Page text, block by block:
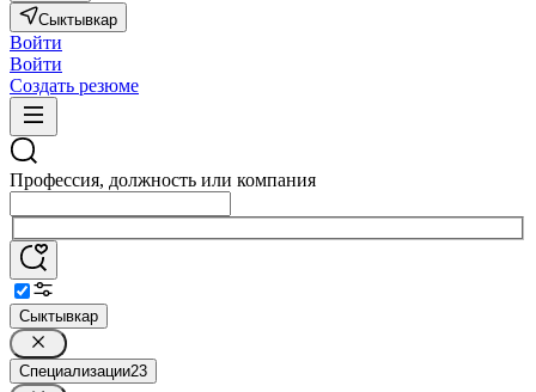
Сыктывкар
Войти
Войти
Создать резюме
Профессия, должность или компания
Сыктывкар
Специализации23